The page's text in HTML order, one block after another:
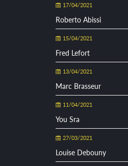
17/04/2021
Roberto Abissi
15/04/2021
Fred Lefort
13/04/2021
Marc Brasseur
11/04/2021
You Sra
27/03/2021
Louise Debouny